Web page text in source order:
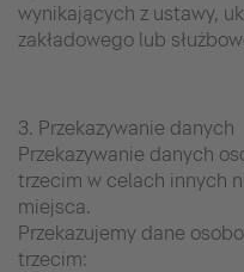
wynikających z ustawy,
zakładowego lub
3. Przekazywanie danych
Przekazywanie danych
trzecim w celach innych
miejsca.
Przekazujemy dane
trzecim: